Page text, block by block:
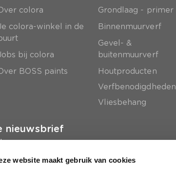
website maakt gebruik van cookies
colora
colora-winkel in de
bij colora
BOSS paints
Grondlaag - primer
Binnenmuurverf
Gevel- &
buitenmuurverf
Houtproducten
Verfbenodigdheden
Vliesbehang
nieuwsbrief